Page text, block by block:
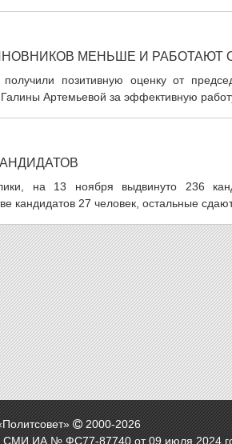
МЕНЬШЕ И РАБОТАЮТ
получили позитивную оценку от
Артемьевой за эффективную
на 13 ноября выдвинуто 236
кандидатов 27 человек, остальные
2000-2026
СМИ ИА № ФС77-87740 от 09 июля 2024